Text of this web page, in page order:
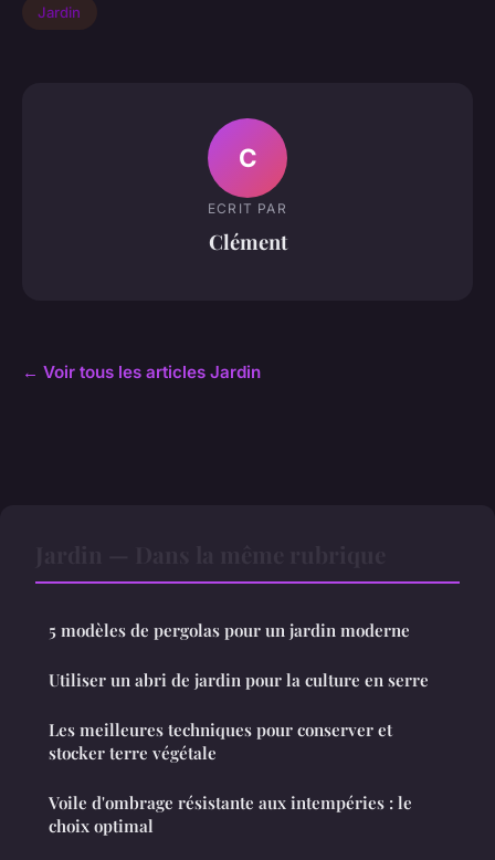
Jardin
C
ECRIT PAR
Clément
← Voir tous les articles Jardin
5 modèles de pergolas pour un jardin moderne
Utiliser un abri de jardin pour la culture en serre
Les meilleures techniques pour conserver et
stocker terre végétale
Voile d'ombrage résistante aux intempéries : le
choix optimal